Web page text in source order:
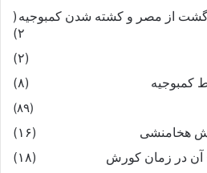
از مصر و کشته شدن کمبوجیه (
۲)
(۲)
کمبوجیه
(۸)
(۸۹)
هخامنشی
(۱۶)
آن در زمان کورش
(۱۸)